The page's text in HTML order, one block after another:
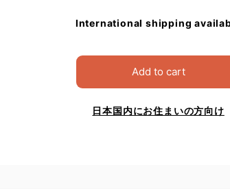
International shipping
Add to cart
日本国内にお住まいの方向け